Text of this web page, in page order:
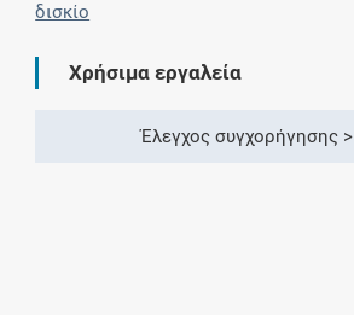
δισκίο
Χρήσιμα εργαλεία
Έλεγχος συγχορήγησης >